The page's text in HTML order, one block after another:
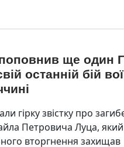
ще один
останній бій
гірку звістку про
Петровича Луца, який
вторгнення захищав